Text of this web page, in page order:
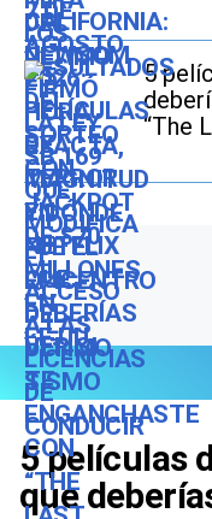
5
“The